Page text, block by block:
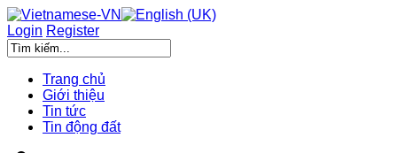
Login Register
Trang chủ
Giới thiệu
Tin tức
Tin động đất